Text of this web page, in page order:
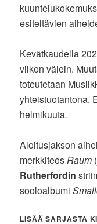
esiteltävien
Kevätkaudella
viikon välein.
toteutetaan
yhteistuotantona.
helmikuuta.
Aloitusjakson
merkkiteos Raum
Rutherfordin
sooloalbumi
LISÄÄ SARJASTA